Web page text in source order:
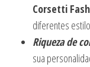
Corsetti
diferentes
Riqueza de
sua